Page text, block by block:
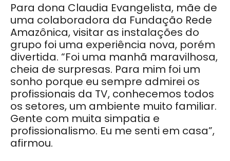
Para dona Claudia Evangelista, mãe de
uma colaboradora da Fundação Rede
Amazônica, visitar as instalações do
grupo foi uma experiência nova, porém
divertida. “Foi uma manhã maravilhosa,
cheia de surpresas. Para mim foi um
sonho porque eu sempre admirei os
profissionais da TV, conhecemos todos
os setores, um ambiente muito familiar.
Gente com muita simpatia e
profissionalismo. Eu me senti em casa”,
afirmou.